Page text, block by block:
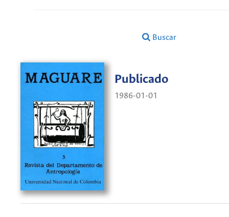
Buscar
Publicado
1986-01-01